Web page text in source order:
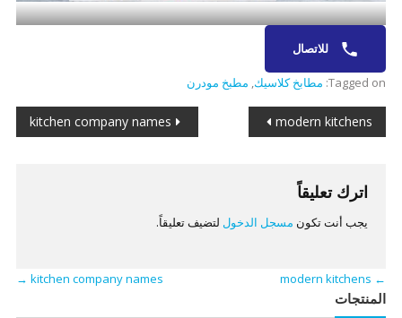
للاتصال
Tagged on: مطابخ كلاسيك, مطبخ مودرن
تصفّح
modern kitchens
kitchen company names
اترك تعليقاً
يجب أنت تكون مسجل الدخول لتضيف تعليقاً.
←
kitchen company names
→
المنتجات